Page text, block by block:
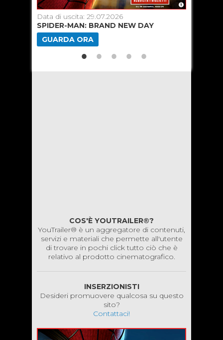
Data di uscita: 29.07.2026
SPIDER-MAN: BRAND NEW DAY
GUARDA ORA
COS'È YOUTRAILER®?
YouTrailer® è un aggregatore di contenuti,
servizi e materiali che permette all'utente
di trovare in pochi click tutto ciò che è
relativo al prodotto cinematografico.
INSERZIONISTI
Desideri promuovere qualcosa su questo
sito?
Contattaci!